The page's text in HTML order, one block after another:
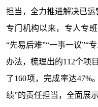
担当，全力推进解决已运
专门机构以来，专人专
“先易后难”“一事一议”“
办法，梳理出的112个项
了160项，完成率达47%
绩”的责任担当，全面展